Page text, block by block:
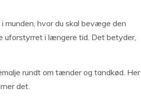
munden, hvor du skal bevæge den
uforstyrret i længere tid. Det betyder,
rundt om tænder og tandkød. Her
det.